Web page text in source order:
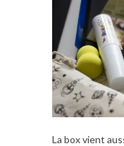
La box vient